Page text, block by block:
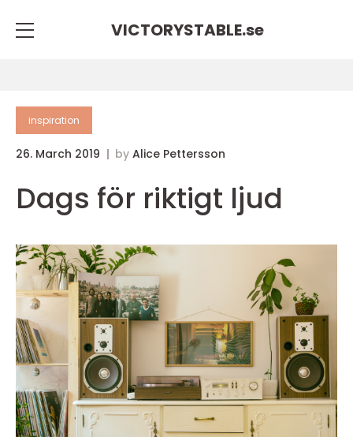
VICTORYSTABLE.se
inspiration
26. March 2019 by Alice Pettersson
Dags för riktigt ljud